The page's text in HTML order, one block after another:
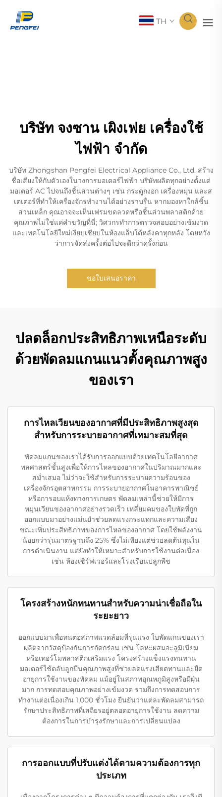
TH
บริษัท จงซาน เผิงเฟย เครื่องใช้
ไฟฟ้า จำกัด
บริษัท Zhongshan Pengfei Electrical Appliance Co., Ltd. สร้าง
ชื่อเสียงให้กับตัวเองในวงการมอเตอร์ไฟฟ้า บริษัทผลิตทุกอย่างตั้งแต่
มอเตอร์ AC ไปจนถึงชิ้นส่วนต่างๆ เช่น กระดูกงอก เครื่องหมุน และส
เตเตอร์ที่ทำให้เครื่องจักรทำงานได้อย่างราบรื่น หากมองหาใกล้ชิ้น
ส่วนเหล็ก คุณอาจจะเห็นเฟรมขดลวดหรือชิ้นส่วนพลาสติกด้วย
คุณภาพไม่ใช่แค่คำขวัญที่นี่; วิศวกรทำการตรวจสอบอย่างเข้มงวด
และเทคโนโลยีใหม่เงียบเชียบในห้องแล็บใต้หลังคาทุกหลัง โดยหวัง
ว่าการจัดส่งครั้งต่อไปจะดีกว่าครั้งก่อน
ขอใบเสนอราคา
ปลดล็อกประสิทธิภาพเหนือระดับ
ด้วยพัดลมแกนแนวตั้งคุณภาพสูง
ของเรา
การไหลเวียนของอากาศที่มีประสิทธิภาพสูงสุด
สำหรับการระบายอากาศที่เหมาะสมที่สุด
พัดลมแกนของเราได้รับการออกแบบด้วยเทคโนโลยีอากาศ
พลศาสตร์ขั้นสูงเพื่อให้การไหลของอากาศในปริมาณมากและ
สม่ำเสมอ ไม่ว่าจะใช้สำหรับการระบายความร้อนของ
เครื่องจักรอุตสาหกรรม การระบายอากาศในอาคารพาณิชย์
หรือการอบแห้งทางการเกษตร พัดลมเหล่านี้ช่วยให้มีการ
หมุนเวียนของอากาศอย่างรวดเร็ว เหลี่ยมคมของใบพัดที่ถูก
ออกแบบมาอย่างแม่นยำช่วยลดแรงกระแทกและความเสียง
ขณะเพิ่มประสิทธิภาพของการไหลของอากาศ โดยใช้พลังงาน
น้อยกว่ารุ่นมาตรฐานถึง 25% ซึ่งไม่เพียงแต่ช่วยลดต้นทุนใน
การดำเนินงาน แต่ยังทำให้เหมาะสำหรับการใช้งานต่อเนื่อง
เช่น ห้องเซิร์ฟเวอร์และโรงเรือนปลูกพืช
โครงสร้างหนักทนทานสำหรับความน่าเชื่อถือใน
ระยะยาว
ออกแบบมาเพื่อทนต่อสภาพแวดล้อมที่รุนแรง ใบพัดแกนของเรา
ผลิตจากวัสดุป้องกันการกัดกร่อน เช่น โลหะผสมอะลูมิเนียม
หรือเทอร์โมพลาสติกเสริมแรง โครงสร้างแข็งแรงทนทาน
มอเตอร์ใช้ตลับลูกปืนคุณภาพสูงที่ช่วยลดแรงเสียดทานและยืด
อายุการใช้งานของพัดลม แม้อยู่ในสภาพอุณหภูมิสูงหรือมีฝุ่น
มาก การทดสอบคุณภาพอย่างเข้มงวด รวมถึงการทดสอบการ
ทำงานต่อเนื่องเกิน 1,000 ชั่วโมง ยืนยันว่าแต่ละพัดลมสามารถ
รักษาประสิทธิภาพที่เสถียรอยู่ตลอดอายุการใช้งาน ลดความ
ต้องการในการบำรุงรักษาและการเปลี่ยนแปลง
การออกแบบที่ปรับแต่งได้ตามความต้องการทุก
ประเภท